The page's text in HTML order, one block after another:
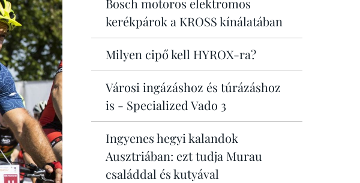
Bosch motoros elektromos
kerékpárok a KROSS kínálatában
Milyen cipő kell HYROX-ra?
Városi ingázáshoz és túrázáshoz
is - Specialized Vado 3
Ingyenes hegyi kalandok
Ausztriában: ezt tudja Murau
családdal és kutyával